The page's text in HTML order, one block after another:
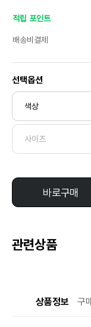
적립 포인트
배송비결제
선택옵션
바로구매
관련상품
상품정보 구